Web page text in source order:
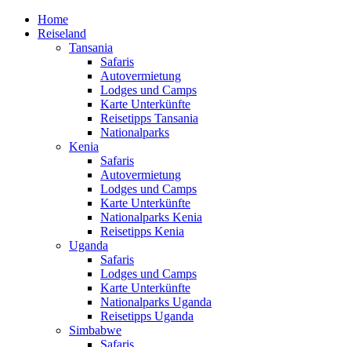
Home
Reiseland
Tansania
Safaris
Autovermietung
Lodges und Camps
Karte Unterkünfte
Reisetipps Tansania
Nationalparks
Kenia
Safaris
Autovermietung
Lodges und Camps
Karte Unterkünfte
Nationalparks Kenia
Reisetipps Kenia
Uganda
Safaris
Lodges und Camps
Karte Unterkünfte
Nationalparks Uganda
Reisetipps Uganda
Simbabwe
Safaris